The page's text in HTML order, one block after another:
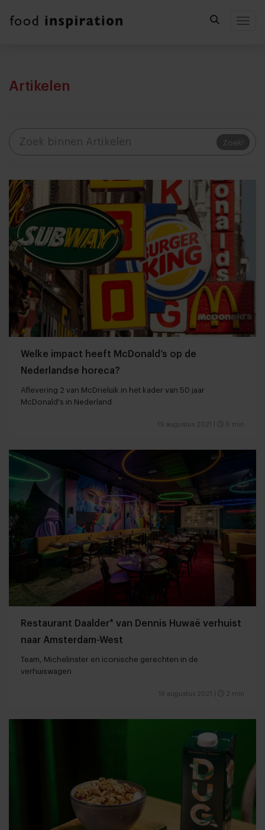
Artikelen
Zoek!
Welke impact heeft McDonald’s op de
Nederlandse horeca?
Aflevering 2 van McDrieluik in het kader van 50 jaar
McDonald's in Nederland
19 augustus 2021 6 min
Restaurant Daalder* van Dennis Huwaë verhuist
naar Amsterdam-West
Team, Michelinster en iconische gerechten in de
verhuiswagen
18 augustus 2021 2 min